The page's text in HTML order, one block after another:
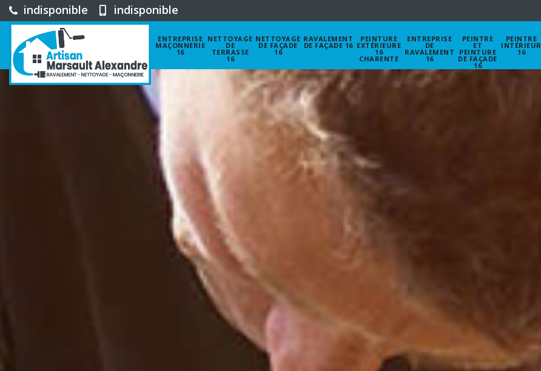
indisponible indisponible
ENTREPRISE
MAÇONNERIE
16
NETTOYAGE
DE
TERRASSE
16
NETTOYAGE
DE FAÇADE
16
RAVALEMENT
DE FAÇADE 16
PEINTURE
EXTÉRIEURE
16
CHARENTE
ENTREPRISE
DE
RAVALEMENT
16
PEINTRE
ET
PEINTURE
DE FAÇADE
16
PEINTRE
INTÉRIEUR
16